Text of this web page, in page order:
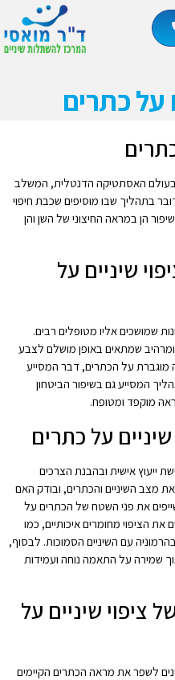
על כתרים
בעולם האסתטיקה הדנטלית, המשלב
בתהליך שבו מוסיפים שכבת חיפוי
הן במראה החיצוני של השן והן
שיניים על
שמושכים אליו מטופלים רבים.
שמתאים באופן מושלם לצבע
מוגברת על הכתרים, דבר המסייע
המסייע גם בשיפור הביטחון
מוקפד ומטופח.
על כתרים
ייעוץ אישית ובהבנת הצרכים
מצב השיניים והכתרים, ובודק האם
את פני השטח של הכתרים על
את הציפוי מחומרים איכותיים, כמו
עם השיניים הסמוכות. לבסוף,
שמירה על התאמה נוחה ועמידות
ציפוי שיניים על
לשפר את מראה הכתרים הקיימים